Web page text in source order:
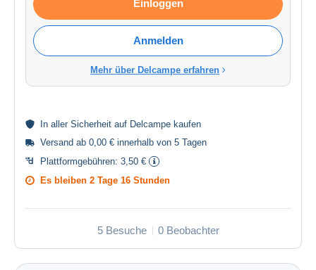
Einloggen
Anmelden
Mehr über Delcampe erfahren
In aller Sicherheit auf Delcampe kaufen
Versand ab 0,00 € innerhalb von 5 Tagen
Plattformgebühren: 3,50 €
Es bleiben 2 Tage 16 Stunden
5 Besuche 0 Beobachter